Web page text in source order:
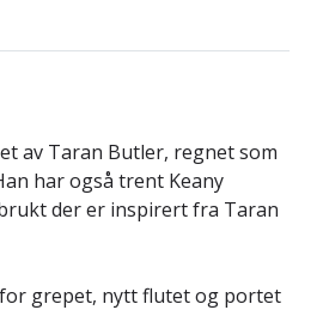
av Taran Butler, regnet som
har også trent Keany
der er inspirert fra Taran
grepet, nytt flutet og portet